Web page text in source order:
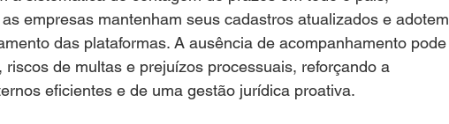
empresas mantenham seus cadastros atualizados e adotem
das plataformas. A ausência de acompanhamento pode
de multas e prejuízos processuais, reforçando a
eficientes e de uma gestão jurídica proativa.